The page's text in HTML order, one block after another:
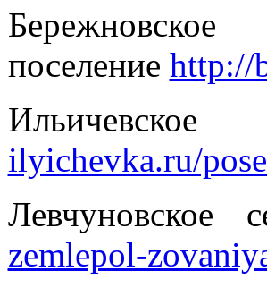
поселение http://
ilyichevka.ru/
Левчуновское
zemlepol-